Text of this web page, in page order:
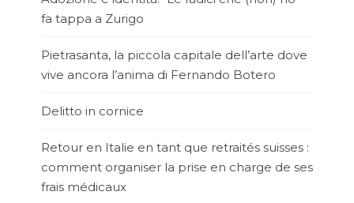
fa tappa a Zurigo
Pietrasanta, la piccola capitale dell’arte dove
vive ancora l’anima di Fernando Botero
Delitto in cornice
Retour en Italie en tant que retraités suisses :
comment organiser la prise en charge de ses
frais médicaux